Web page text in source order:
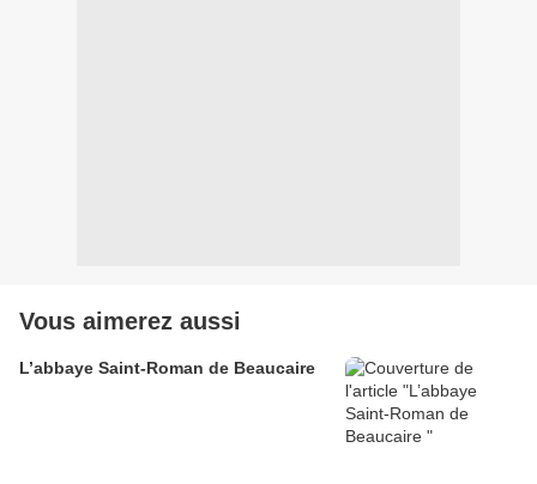
Vous aimerez aussi
L’abbaye Saint-Roman de Beaucaire